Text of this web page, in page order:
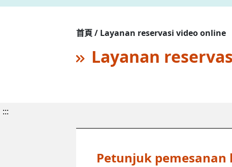
首頁 / Layanan reservasi video online
Layanan
:::
Petunjuk